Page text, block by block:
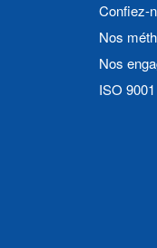
Confiez-
Nos
Nos
ISO